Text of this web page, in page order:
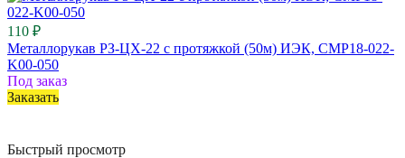
110 ₽
Металлорукав РЗ-ЦХ-22 с протяжкой (50м) ИЭК, CMP18-022-
K00-050
Под заказ
Заказать
Быстрый просмотр